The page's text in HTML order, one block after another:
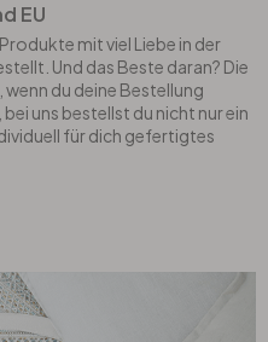
EU
mit viel Liebe in der
Und das Beste daran? Die
du deine Bestellung
uns bestellst du nicht nur ein
für dich gefertigtes